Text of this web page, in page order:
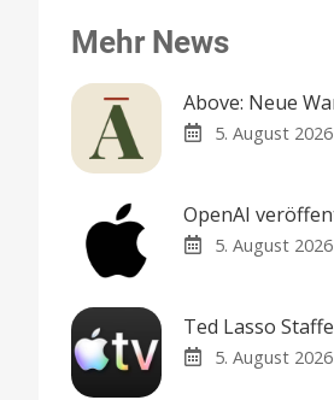
Mehr News
Above: Neue
5. August
OpenAI
5. August
Ted Lasso
5. August